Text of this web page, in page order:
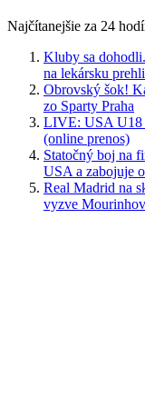
Najčítanejšie za 24
Kluby sa
na lekársku
Obrovský šok!
zo Sparty Praha
LIVE: USA U18
(online prenos)
Statočný boj na
USA a zabojuje
Real Madrid na
vyzve